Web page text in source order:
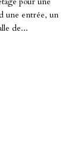
une entrée, un
de...